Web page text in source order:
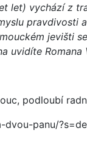
let) vychází z
pravdivosti
jevišti
uvidíte Romana
podloubí
dvou-panu/